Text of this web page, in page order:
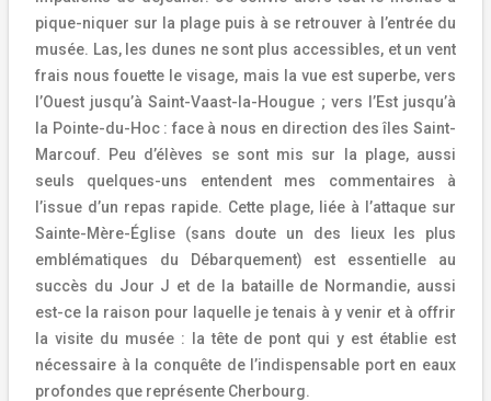
pique-niquer sur la plage puis à se retrouver à l’entrée du
musée. Las, les dunes ne sont plus accessibles, et un vent
frais nous fouette le visage, mais la vue est superbe, vers
l’Ouest jusqu’à Saint-Vaast-la-Hougue ; vers l’Est jusqu’à
la Pointe-du-Hoc : face à nous en direction des îles Saint-
Marcouf. Peu d’élèves se sont mis sur la plage, aussi
seuls quelques-uns entendent mes commentaires à
l’issue d’un repas rapide. Cette plage, liée à l’attaque sur
Sainte-Mère-Église (sans doute un des lieux les plus
emblématiques du Débarquement) est essentielle au
succès du Jour J et de la bataille de Normandie, aussi
est-ce la raison pour laquelle je tenais à y venir et à offrir
la visite du musée : la tête de pont qui y est établie est
nécessaire à la conquête de l’indispensable port en eaux
profondes que représente Cherbourg.